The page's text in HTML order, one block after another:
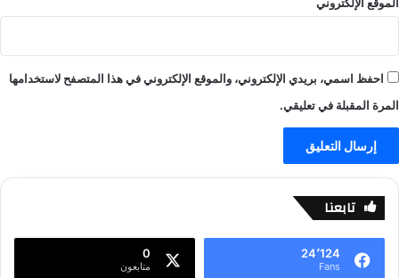
احفظ اسمي، بريدي الإلكتروني، والموقع الإلكتروني في هذا المتصفح لاستخدامها
المرة المقبلة في تعليقي.
تابعنا
24٬124
Fans
0
متابعون